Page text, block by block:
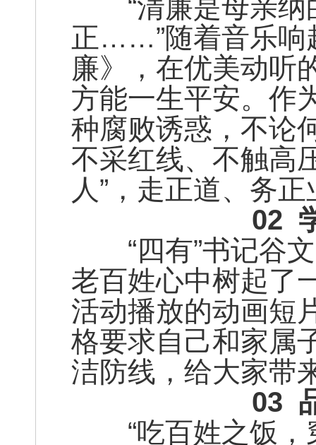
“清廉是母亲纳
正……”随着音乐响
廉》，在优美动听
方能一生平安。作
种腐败诱惑，不论
不采红线、不触高
人”，走正道、务
02
“四有”书记谷文
老百姓心中树起了
活动播放的动画短
格要求自己和家属
洁防线，给大家带
03
“吃百姓之饭，